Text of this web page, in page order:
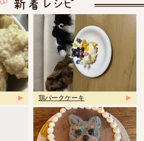
鶏バークケーキ